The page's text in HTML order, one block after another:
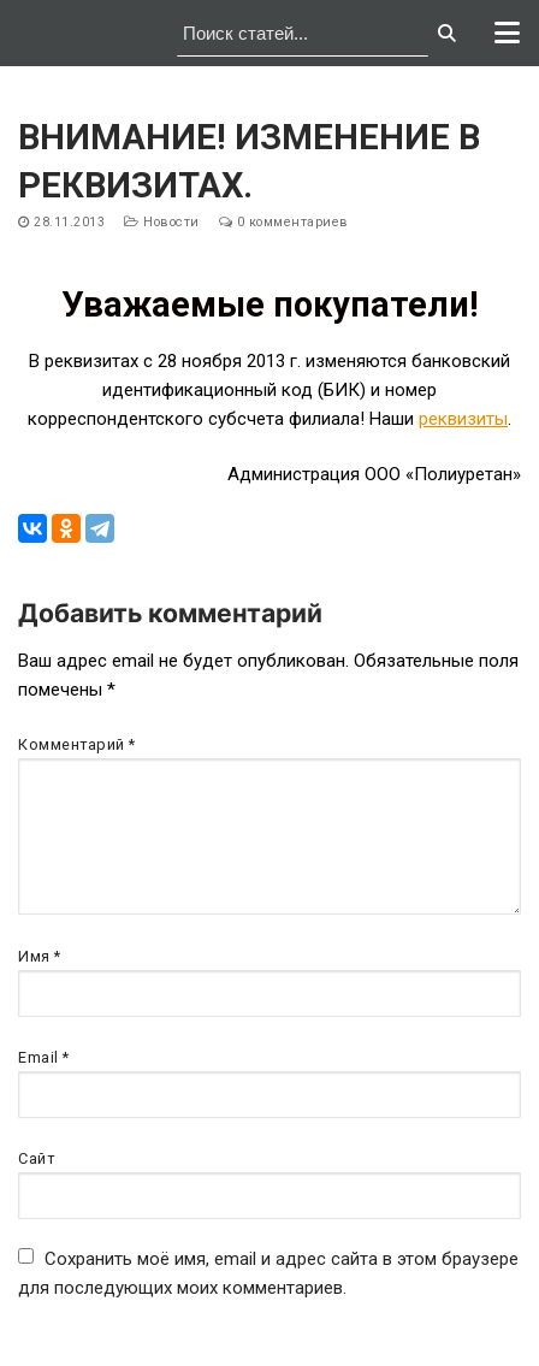
содержимому
ВНИМАНИЕ! ИЗМЕНЕНИЕ В
РЕКВИЗИТАХ.
28.11.2013 Новости 0 комментариев
Уважаемые покупатели!
В реквизитах с 28 ноября 2013 г. изменяются банковский
идентификационный код (БИК) и номер
корреспондентского субсчета филиала! Наши реквизиты.
Администрация ООО «Полиуретан»
Навигация
по
записям
Добавить комментарий
Ваш адрес email не будет опубликован. Обязательные поля
помечены *
Комментарий*
Имя*
Email*
Сайт
Сохранить моё имя, email и адрес сайта в этом браузере
для последующих моих комментариев.